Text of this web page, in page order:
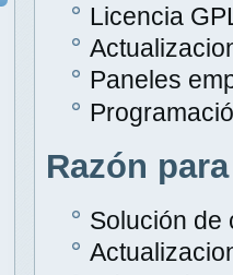
Licencia
Paneles
Razón
Solución de